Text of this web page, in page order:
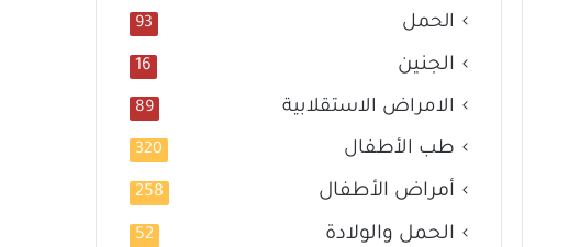
الحمل 93
الجنين 16
الامراض الاستقلابية 89
طب الأطفال 320
أمراض الأطفال 258
الحمل والولادة 52